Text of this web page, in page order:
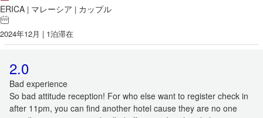
ERICA | マレーシア | カップル
2024年12月 | 1泊滞在
2.0
Bad experience
So bad attitude reception! For who else want to register check in
after 11pm, you can find another hotel cause they are no one